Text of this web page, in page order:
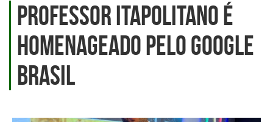
Professor Itapolitano é
homenageado pelo Google
Brasil